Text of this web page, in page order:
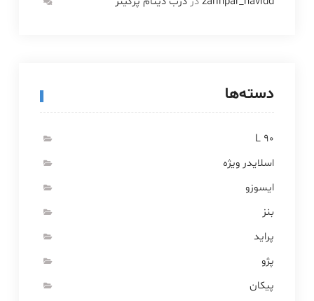
دسته‌ها
L 90
اسلایدر ویژه
ایسوزو
بنز
پراید
پژو
پیکان